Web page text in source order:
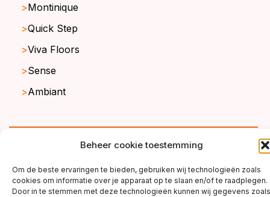
Beheer cookie toestemming
Om de beste ervaringen te bieden, gebruiken wij technologieën zoals
cookies om informatie over je apparaat op te slaan en/of te raadplegen.
Door in te stemmen met deze technologieën kunnen wij gegevens zoals
Montinique
Quick Step
Viva Floors
Sense
Ambiant